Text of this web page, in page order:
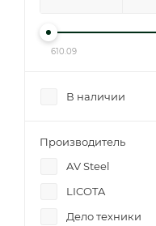
610.09
В наличии
Производитель
AV Steel
LICOTA
Дело техники